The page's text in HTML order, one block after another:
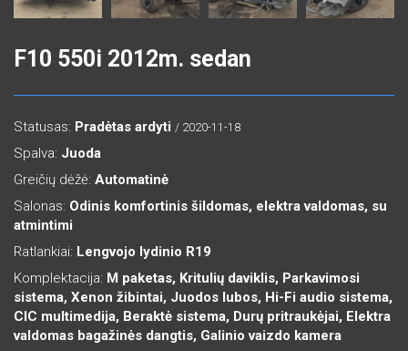
F10 550i 2012m. sedan
Statusas: Pradėtas ardyti / 2020-11-18
Spalva: Juoda
Greičių dėžė: Automatinė
Salonas: Odinis komfortinis šildomas, elektra valdomas, su
atmintimi
Ratlankiai: Lengvojo lydinio R19
Komplektacija: M paketas, Kritulių daviklis, Parkavimosi
sistema, Xenon žibintai, Juodos lubos, Hi-Fi audio sistema,
CIC multimedija, Beraktė sistema, Durų pritraukėjai, Elektra
valdomas bagažinės dangtis, Galinio vaizdo kamera